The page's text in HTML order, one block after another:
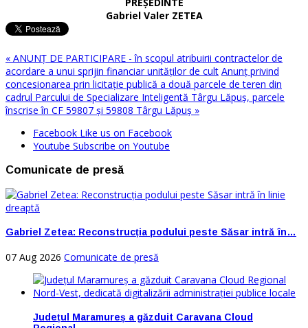
Gabriel Valer ZETEA
« ANUNŢ DE PARTICIPARE - în scopul atribuirii contractelor de
acordare a unui sprijin financiar unităţilor de cult Anunț privind
concesionarea prin licitație publică a două parcele de teren din
cadrul Parcului de Specializare Inteligentă Târgu Lăpuș, parcele
înscrise în CF 59807 și 59808 Târgu Lăpuș »
Facebook Like us on Facebook
Youtube Subscribe on Youtube
Comunicate de presă
Gabriel Zetea: Reconstrucția podului peste Săsar intră în…
07 Aug 2026 Comunicate de presă
Județul Maramureș a găzduit Caravana Cloud